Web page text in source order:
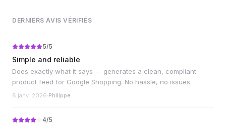
DERNIERS AVIS VÉRIFIÉS
5/5
Simple and reliable
Does exactly what it says — generates a clean, compliant
product feed for Google Shopping. No hassle, no issues.
8 janv. 2026·Philippe
4/5